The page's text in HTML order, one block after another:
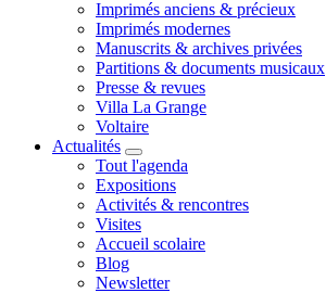
Imprimés anciens & précieux
Imprimés modernes
Manuscrits & archives privées
Partitions & documents musicaux
Presse & revues
Villa La Grange
Voltaire
Actualités
Tout l'agenda
Expositions
Activités & rencontres
Visites
Accueil scolaire
Blog
Newsletter